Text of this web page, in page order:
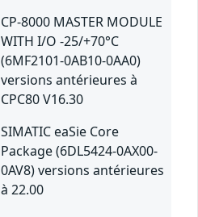
CP-8000 MASTER MODULE
WITH I/O -25/+70°C
(6MF2101-0AB10-0AA0)
versions antérieures à
CPC80 V16.30
SIMATIC eaSie Core
Package (6DL5424-0AX00-
0AV8) versions antérieures
à 22.00